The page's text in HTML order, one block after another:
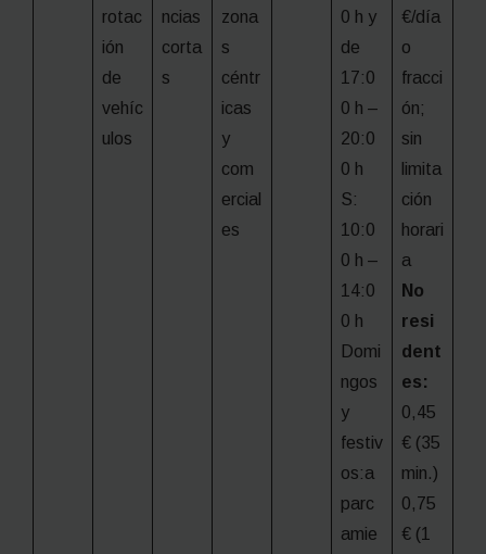
rotac
ión
de
vehíc
ulos
ncias
corta
s
zona
s
céntr
icas
y
com
ercial
es
0 h y
de
17:0
0 h –
20:0
0 h
S:
10:0
0 h –
14:0
0 h
Domi
ngos
y
festiv
os:a
parc
amie
€/día
o
fracci
ón;
sin
limita
ción
horari
a
No
resi
dent
es:
0,45
€ (35
min.)
0,75
€ (1